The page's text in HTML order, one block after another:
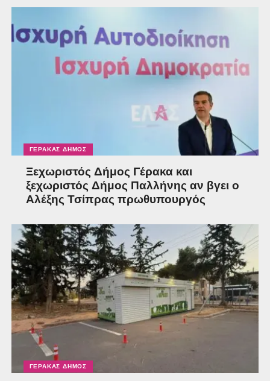
ΓΈΡΑΚΑΣ ΔΉΜΟΣ
Ξεχωριστός Δήμος Γέρακα και
ξεχωριστός Δήμος Παλλήνης αν βγει ο
Αλέξης Τσίπρας πρωθυπουργός
ΓΈΡΑΚΑΣ ΔΉΜΟΣ